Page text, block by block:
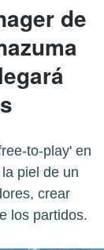
de
to-play' en
piel de un
crear
los partidos.